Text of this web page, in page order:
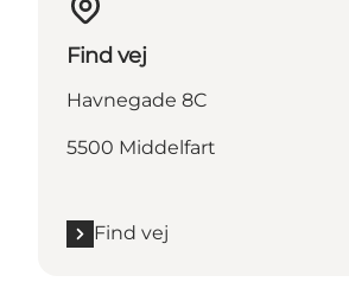
Find vej
Havnegade 8C
5500 Middelfart
Find vej